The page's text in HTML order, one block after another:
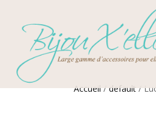
Accueil/default/